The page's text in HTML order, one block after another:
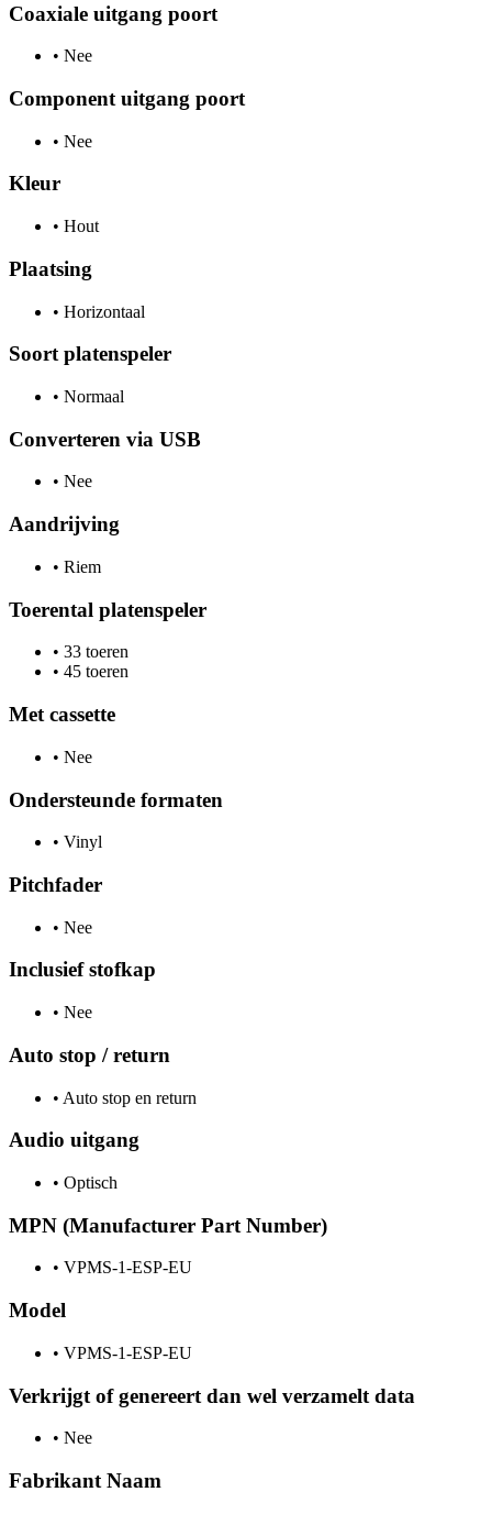
Coaxiale uitgang poort
• Nee
Component uitgang poort
• Nee
Kleur
• Hout
Plaatsing
• Horizontaal
Soort platenspeler
• Normaal
Converteren via USB
• Nee
Aandrijving
• Riem
Toerental platenspeler
• 33 toeren
• 45 toeren
Met cassette
• Nee
Ondersteunde formaten
• Vinyl
Pitchfader
• Nee
Inclusief stofkap
• Nee
Auto stop / return
• Auto stop en return
Audio uitgang
• Optisch
MPN (Manufacturer Part Number)
• VPMS-1-ESP-EU
Model
• VPMS-1-ESP-EU
Verkrijgt of genereert dan wel verzamelt data
• Nee
Fabrikant Naam